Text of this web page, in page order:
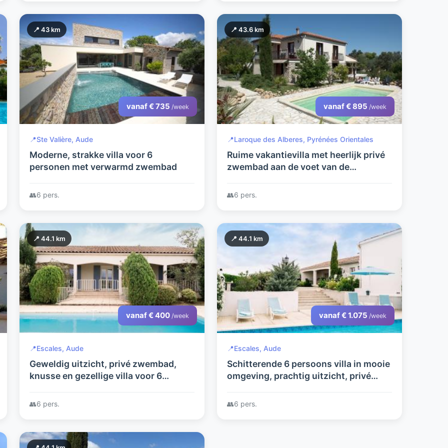
📍 43 km
vanaf € 735 /week
📍Ste Valière, Aude
Moderne, strakke villa voor 6
personen met verwarmd zwembad
👥6 pers.
📍 43.6 km
vanaf € 895 /week
📍Laroque des Alberes, Pyrénées Orientales
Ruime vakantievilla met heerlijk privé
zwembad aan de voet van de
Zee
👥6 pers.
📍 44.1 km
vanaf € 400 /week
📍Escales, Aude
Geweldig uitzicht, privé zwembad,
knusse en gezellige villa voor 6
👥6 pers.
📍 44.1 km
vanaf € 1.075 /week
📍Escales, Aude
Schitterende 6 persoons villa in mooie
omgeving, prachtig uitzicht, privé
👥6 pers.